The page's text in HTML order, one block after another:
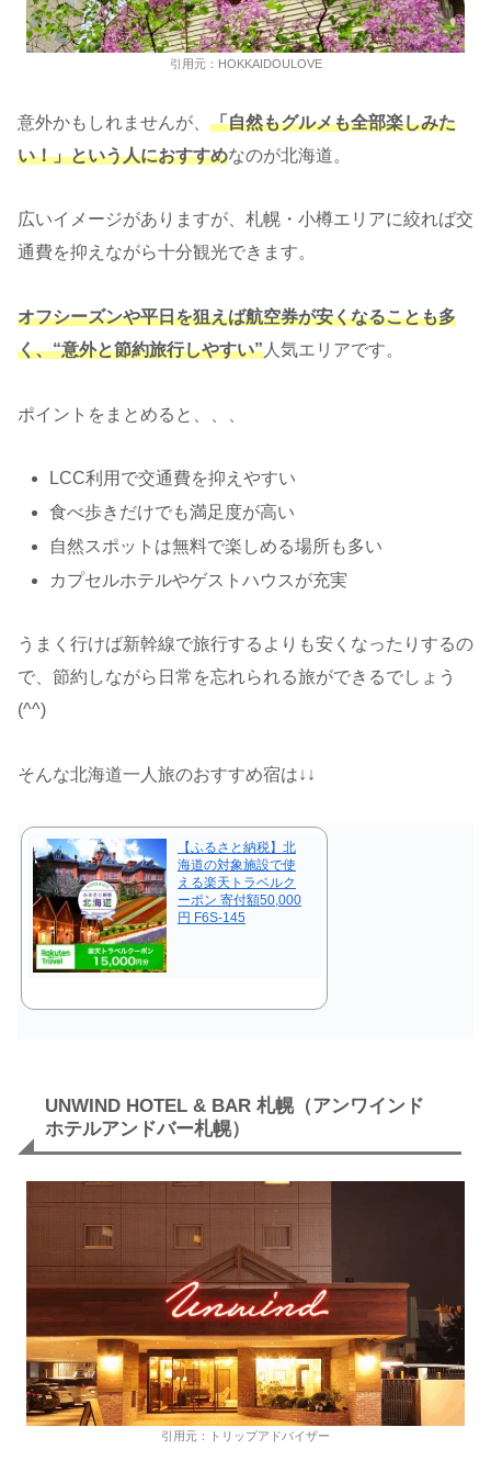
引用元：HOKKAIDOULOVE
意外かもしれませんが、 「自然もグルメも全部楽しみた
い！」という人におすすめなのが北海道。
広いイメージがありますが、札幌・小樽エリアに絞れば交
通費を抑えながら十分観光できます。
オフシーズンや平日を狙えば航空券が安くなることも多
く、“意外と節約旅行しやすい” 人気エリアです。
ポイントをまとめると、、、
LCC利用で交通費を抑えやすい
食べ歩きだけでも満足度が高い
自然スポットは無料で楽しめる場所も多い
カプセルホテルやゲストハウスが充実
うまく行けば新幹線で旅行するよりも安くなったりするの
で、節約しながら日常を忘れられる旅ができるでしょう
(^^)
そんな北海道一人旅のおすすめ宿は↓↓
【ふるさと納税】北
海道の対象施設で使
える楽天トラベルク
ーポン 寄付額50,000
円 F6S-145
UNWIND HOTEL & BAR 札幌（アンワインド
ホテルアンドバー札幌）
引用元：トリップアドバイザー